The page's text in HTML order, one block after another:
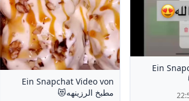
Ein
Ein Snapchat Video von
مطبخ الرزينهه😻